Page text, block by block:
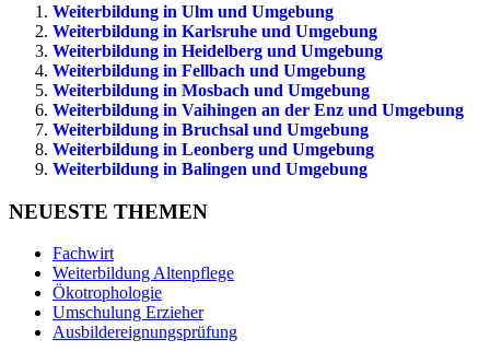
Weiterbildung in Ulm und Umgebung
Weiterbildung in Karlsruhe und Umgebung
Weiterbildung in Heidelberg und Umgebung
Weiterbildung in Fellbach und Umgebung
Weiterbildung in Mosbach und Umgebung
Weiterbildung in Vaihingen an der Enz und Umgebung
Weiterbildung in Bruchsal und Umgebung
Weiterbildung in Leonberg und Umgebung
Weiterbildung in Balingen und Umgebung
NEUESTE THEMEN
Fachwirt
Weiterbildung Altenpflege
Ökotrophologie
Umschulung Erzieher
Ausbildereignungsprüfung